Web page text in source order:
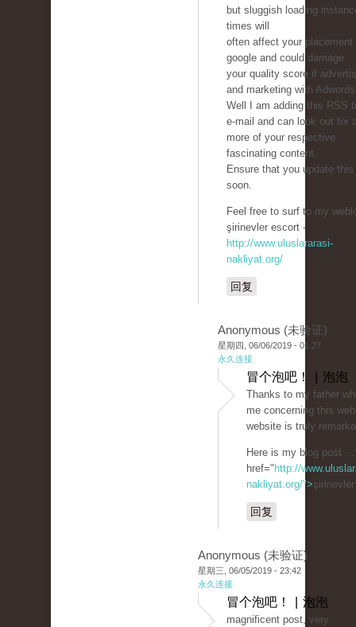
but sluggish loading
times will
often affect your placement
google and could damage
your quality score if
and marketing with
Well I am adding this RSS
e-mail and can look out for
more of your respective
fascinating content.
Ensure that you update this
soon.
Feel free to surf to my
şirinevler escort -
http://www.uluslararasi-
nakliyat.org/
回复
Anonymous (未验证)
星期四, 06/06/2019 - 01:27
永久连接
冒个泡吧！ | 泡泡
Thanks to my father
me concerning this
website is truly
Here is my blog post
href=" http://
nakliyat.org/">
回复
Anonymous (未验证)
星期三, 06/05/2019 - 23:42
永久连接
冒个泡吧！ | 泡泡
magnificent post, very